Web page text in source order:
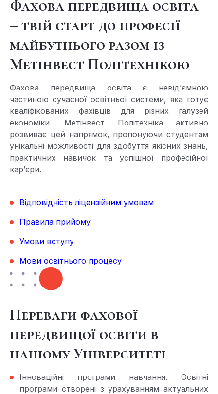
Фахова передвища освіта
– твій старт до професії
майбутнього разом із
Метінвест Політехнікою
Фахова передвища освіта є невід’ємною
частиною сучасної освітньої системи, яка готує
кваліфікованих фахівців для різних галузей
економіки. Метінвест Політехніка активно
розвиває цей напрямок, пропонуючи студентам
унікальні можливості для здобуття якісних знань,
практичних навичок та успішної професійної
кар’єри.
Відповідність ліцензійним умовам
Правила прийому
Умови вступу
Мови освітнього процесу
Переваги фахової
передвищої освіти в
нашому Університеті
Інноваційні програми навчання. Освітні
програми створені з урахуванням актуальних